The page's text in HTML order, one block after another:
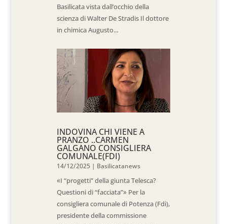
Basilicata vista dall’occhio della
scienza di Walter De Stradis Il dottore
in chimica Augusto...
INDOVINA CHI VIENE A
PRANZO ..CARMEN
GALGANO CONSIGLIERA
COMUNALE(FDI)
14/12/2025 | Basilicatanews
«I “progetti” della giunta Telesca?
Questioni di “facciata”» Per la
consigliera comunale di Potenza (Fdi),
presidente della commissione